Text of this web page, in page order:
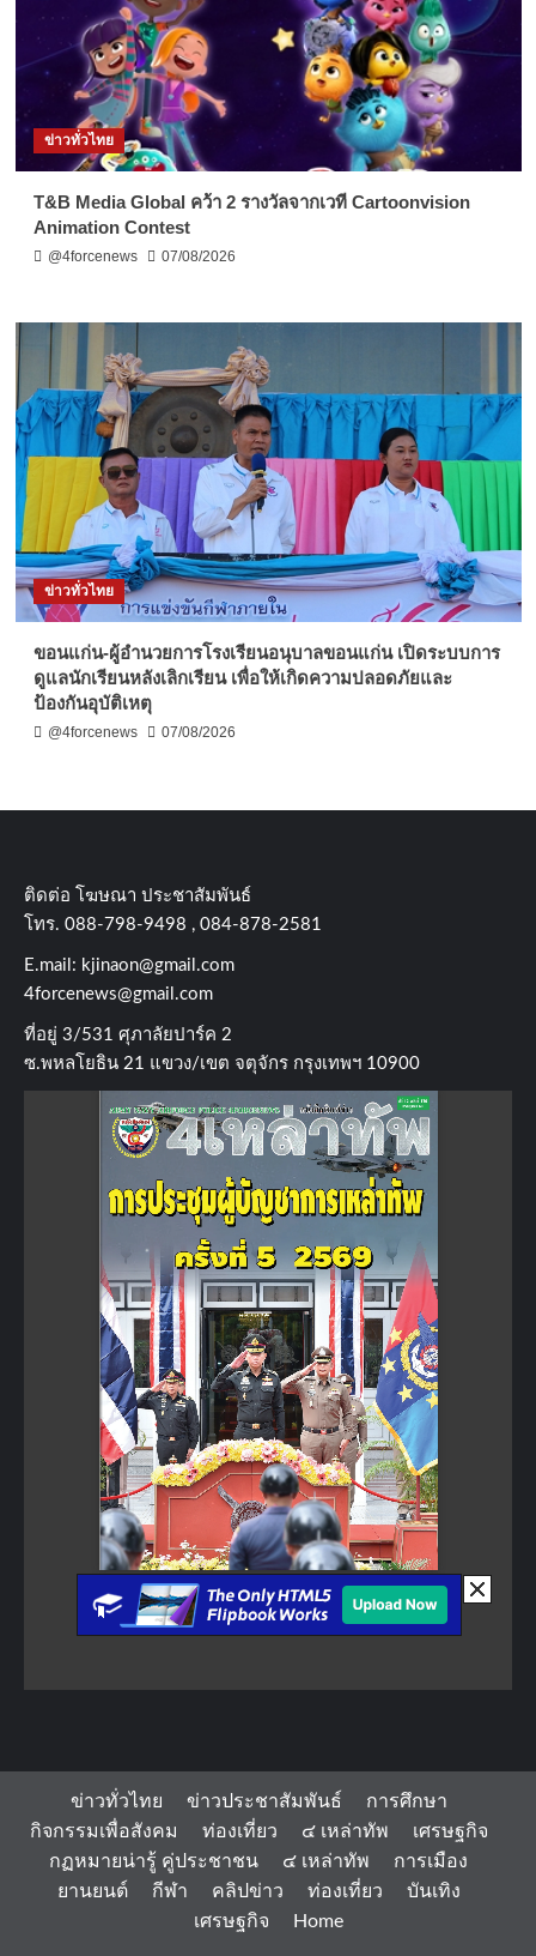
ข่าวทั่วไทย
T&B Media Global คว้า 2 รางวัลจากเวที Cartoonvision
Animation Contest
@4forcenews 07/08/2026
ข่าวทั่วไทย
ขอนแก่น-ผู้อำนวยการโรงเรียนอนุบาลขอนแก่น เปิดระบบการ
ดูแลนักเรียนหลังเลิกเรียน เพื่อให้เกิดความปลอดภัยและ
ป้องกันอุบัติเหตุ
@4forcenews 07/08/2026
ติดต่อ​ โฆษณา​ ประชาสัมพันธ์
โทร​. 088-798-9498 , 084-878-2581
E.mail: kjinaon@gmail.com
4forcenews@gmail.com
ที่อยู่​ 3/531​ ศุภาลัยปาร์ค​ 2
ซ.พหลโยธิน​ 21​ แขวง/เขต​ จตุจักร​ กรุงเทพฯ 10900
ข่าวทั่วไทย ข่าวประชาสัมพันธ์
การศึกษา
กิจกรรมเพื่อสังคม
ท่องเที่ยว ๔ เหล่าทัพ
เศรษฐกิจ
กฏหมายน่ารู้ คู่ประชาชน
๔ เหล่าทัพ
การเมือง
ยานยนต์
กีฬา คลิปข่าว ท่องเที่ยว
บันเทิง
เศรษฐกิจ
Home